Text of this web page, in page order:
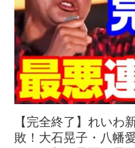
【完全終了】れいわ
敗！大石晃子・八幡